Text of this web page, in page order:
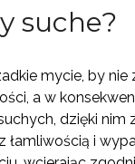
suche?
mycie, by nie
a w
dzięki
i